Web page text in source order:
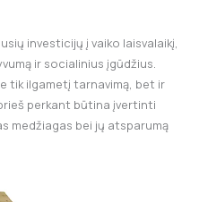
investicijų į vaiko laisvalaikį,
ir socialinius įgūdžius.
tik ilgametį tarnavimą, bet ir
perkant būtina įvertinti
medžiagas bei jų atsparumą